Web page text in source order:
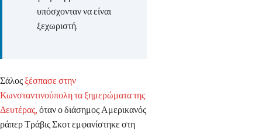
υπόσχονταν να είναι
ξεχωριστή.
Σάλοςξέσπασε στην
Κωνσταντινούπολη τα ξημερώματα της
Δευτέρας, όταν ο διάσημος Αμερικανός
ράπερ Τράβις Σκοτ εμφανίστηκε στη